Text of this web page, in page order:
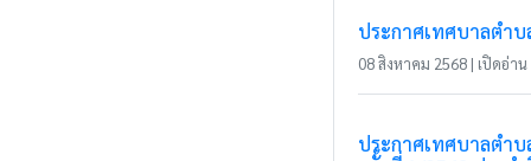
ประกาศเทศบาลตำ
08 สิงหาคม 2568 | เปิดอ่าน
ประกาศเทศบาลตำบ